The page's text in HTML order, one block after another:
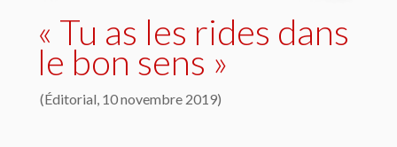
« Tu as les rides dans
le bon sens »
(Éditorial, 10 novembre 2019)